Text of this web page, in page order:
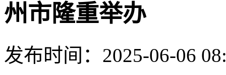
州市隆重举办
发布时间：2025-06-06